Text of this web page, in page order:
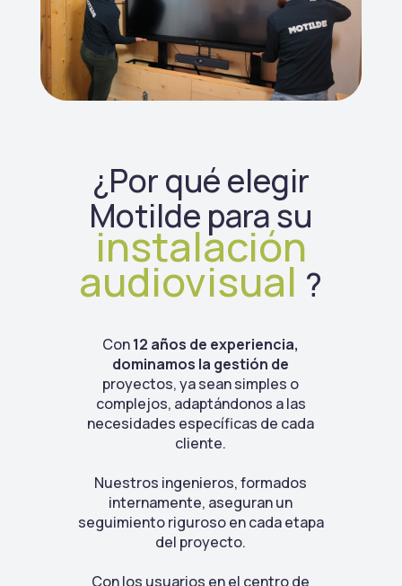
¿Por qué elegir
Motilde para su
instalación
audiovisual ?
Con12 años de experiencia,
dominamos la gestión de
proyectos, ya sean simples o
complejos, adaptándonos a las
necesidades específicas de cada
cliente.
Nuestros ingenieros, formados
internamente, aseguran un
seguimiento riguroso en cada etapa
del proyecto.
Con los usuarios en el centro de